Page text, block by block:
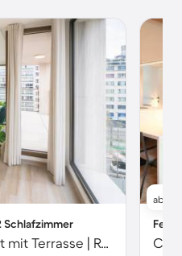
Schlafzimmer
Charmantes Apartment mit Terrasse | Rubenshaus in der Nähe
ab